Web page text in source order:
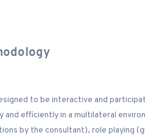
to be interactive and
efficiently in a multilateral
by the consultant), role playing